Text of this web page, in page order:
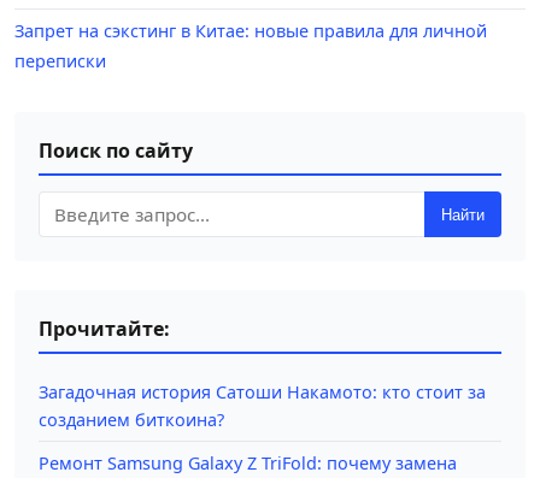
Запрет на сэкстинг в Китае: новые правила для личной
переписки
Поиск по сайту
Найти
Прочитайте:
Загадочная история Сатоши Накамото: кто стоит за
созданием биткоина?
Ремонт Samsung Galaxy Z TriFold: почему замена